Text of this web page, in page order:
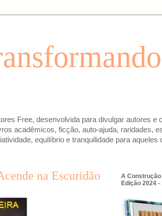
Free, desenvolvida para divulgar autores e
acadêmicos, ficção, auto-ajuda, raridades,
equilíbrio e tranquilidade para
na Escuridão
A Construção
Edição 2024